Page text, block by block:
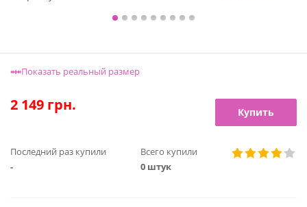
Показать реальный размер
2 149 грн. Купить
Последний раз купили
-
Всего купили
0 штук